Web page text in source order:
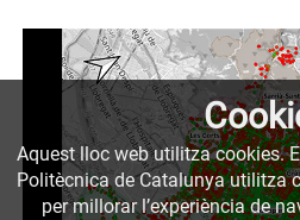
Aquest lloc web utilitza cookies.
Politècnica de Catalunya utilitza
per millorar l’experiència de